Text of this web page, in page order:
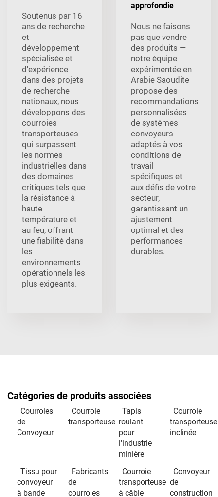
Soutenus par 16
ans de recherche
et
développement
spécialisée et
d'expérience
dans des projets
de recherche
nationaux, nous
développons des
courroies
transporteuses
qui surpassent
les normes
industrielles dans
des domaines
critiques tels que
la résistance à
haute
température et
au feu, offrant
une fiabilité dans
les
environnements
opérationnels les
plus exigeants.
approfondie
Nous ne faisons
pas que vendre
des produits —
notre équipe
expérimentée en
Arabie Saoudite
propose des
recommandations
personnalisées
de systèmes
convoyeurs
adaptés à vos
conditions de
travail
spécifiques et
aux défis de votre
secteur,
garantissant un
ajustement
optimal et des
performances
durables.
Catégories de produits associées
Courroies
de
Convoyeur
Courroie
transporteuse
Tapis
roulant
pour
l'industrie
minière
Courroie
transporteuse
inclinée
Tissu pour
convoyeur
à bande
Fabricants
de
courroies
Courroie
transporteuse
à câble
Convoyeur
de
construction